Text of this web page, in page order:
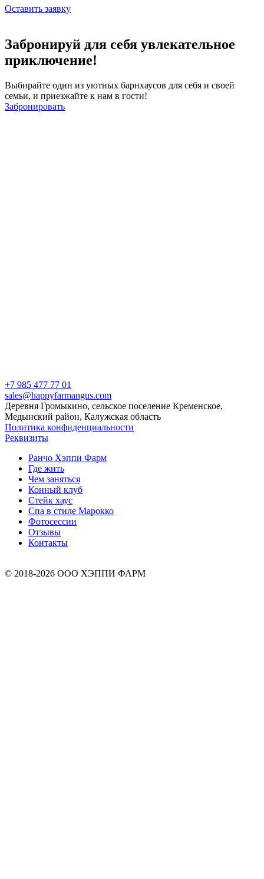
Оставить заявку
Забронируй для себя увлекательное
приключение!
Выбирайте один из уютных барнхаусов для себя и своей
семьи, и приезжайте к нам в гости!
Забронировать
+7 985 477 77 01
sales@happyfarmangus.com
Деревня Громыкино, сельское поселение Кременское,
Медынский район, Калужская область
Политика конфиденциальности
Реквизиты
Ранчо Хэппи Фарм
Где жить
Чем заняться
Конный клуб
Стейк хаус
Спа в стиле Марокко
Фотосессии
Отзывы
Контакты
© 2018-2026 ООО ХЭППИ ФАРМ